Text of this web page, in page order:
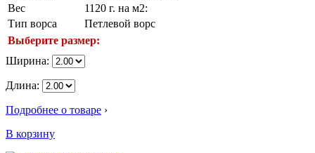
Вес
1120 г. на м2:
Тип ворса
Петлевой ворс
Выберите размер:
Ширина:
Длина:
Подробнее о товаре ›
В корзину